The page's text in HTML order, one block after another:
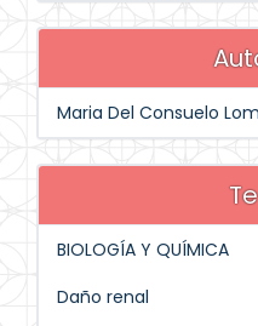
Maria Del Consuelo
BIOLOGÍA Y QUÍMICA
Daño renal